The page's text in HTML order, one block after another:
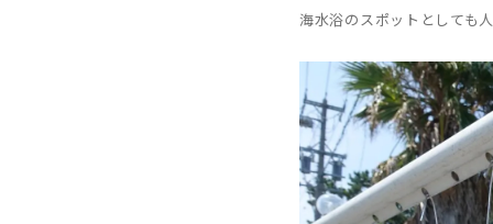
海水浴のスポットとしても